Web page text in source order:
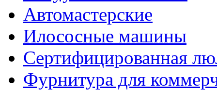
Автомастерские
Илососные машины
Сертифицированная
Фурнитура для